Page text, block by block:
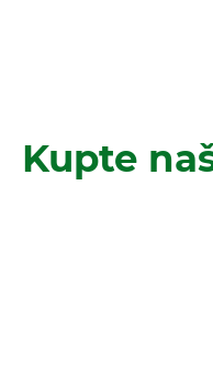
Kupte